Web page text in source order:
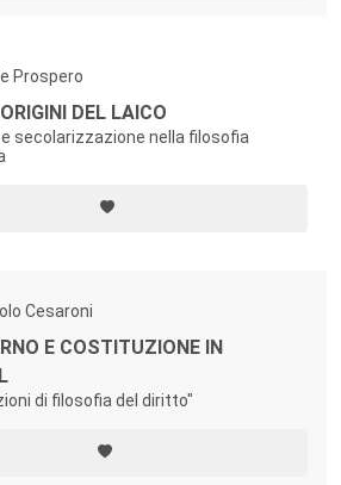
Prospero
DEL LAICO
secolarizzazione nella filosofia
Cesaroni
E COSTITUZIONE IN
di filosofia del diritto"